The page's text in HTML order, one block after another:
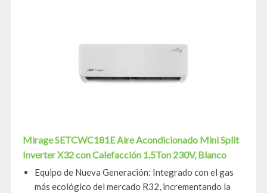
Mirage SETCWC181E Aire Acondicionado Mini Split
Inverter X32 con Calefacción 1.5Ton 230V, Blanco
Equipo de Nueva Generación: Integrado con el gas
más ecológico del mercado R32, incrementando la